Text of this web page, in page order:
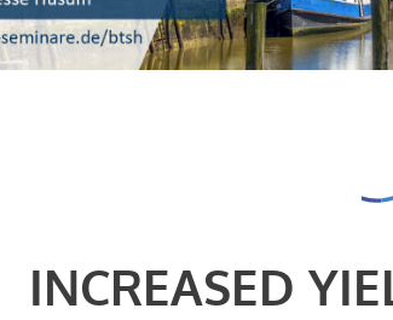
INCREASED